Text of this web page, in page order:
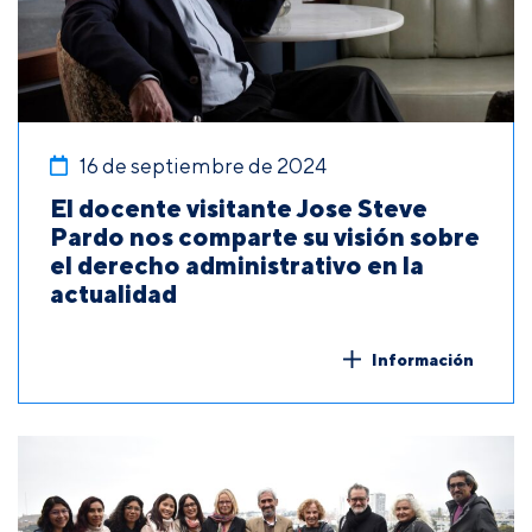
16 de septiembre de 2024
El docente visitante Jose Steve
Pardo nos comparte su visión sobre
el derecho administrativo en la
actualidad
Información